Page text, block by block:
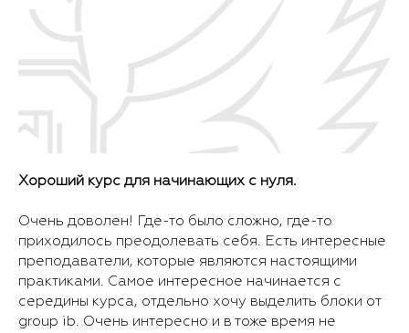
Хороший курс для начинающих с нуля.
Очень доволен! Где-то было сложно, где-то
приходилось преодолевать себя. Есть интересные
преподаватели, которые являются настоящими
практиками. Самое интересное начинается с
середины курса, отдельно хочу выделить блоки от
group ib. Очень интересно и в тоже время не